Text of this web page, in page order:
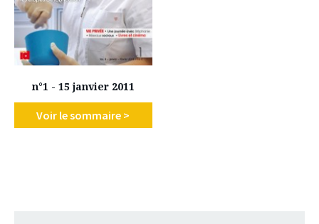
n°1 - 15 janvier 2011
Voir le sommaire >